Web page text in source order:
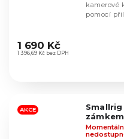
hodnocení
produktu
hvězdiček.
1 396,69 Kč bez DPH
1 690 Kč
kamerové
pomocí
AKCE